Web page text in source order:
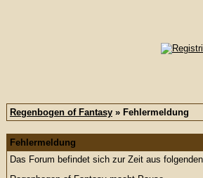
Regenbogen of Fantasy » Fehlermeldung
Fehlermeldung
Das Forum befindet sich zur Zeit aus